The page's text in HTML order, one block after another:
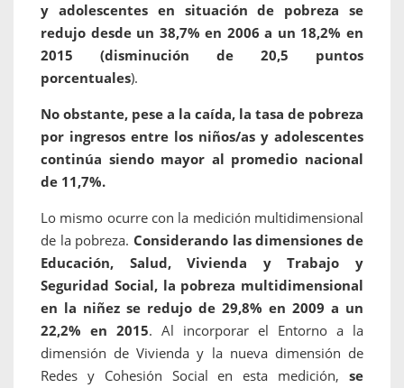
y adolescentes en situación de pobreza se
redujo desde un 38,7% en 2006 a un 18,2% en
2015 (disminución de 20,5 puntos
porcentuales).
No obstante, pese a la caída, la tasa de pobreza
por ingresos entre los niños/as y adolescentes
continúa siendo mayor al promedio nacional
de 11,7%.
Lo mismo ocurre con la medición multidimensional
de la pobreza. Considerando las dimensiones de
Educación, Salud, Vivienda y Trabajo y
Seguridad Social, la pobreza multidimensional
en la niñez se redujo de 29,8% en 2009 a un
22,2% en 2015. Al incorporar el Entorno a la
dimensión de Vivienda y la nueva dimensión de
Redes y Cohesión Social en esta medición, se